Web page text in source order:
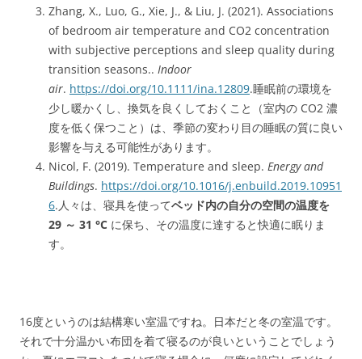
Zhang, X., Luo, G., Xie, J., & Liu, J. (2021). Associations
of bedroom air temperature and CO2 concentration
with subjective perceptions and sleep quality during
transition seasons.. Indoor
air. https://doi.org/10.1111/ina.12809.睡眠前の環境を
少し暖かくし、換気を良くしておくこと（室内の CO2 濃
度を低く保つこと）は、季節の変わり目の睡眠の質に良い
影響を与える可能性があります。
Nicol, F. (2019). Temperature and sleep. Energy and
Buildings. https://doi.org/10.1016/j.enbuild.2019.10951
6.人々は、寝具を使ってベッド内の自分の空間の温度を
29 ～ 31 °C に保ち、その温度に達すると快適に眠りま
す。
16度というのは結構寒い室温ですね。日本だと冬の室温です。
それで十分温かい布団を着て寝るのが良いということでしょう